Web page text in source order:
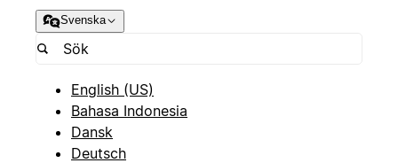
Svenska
English (US)
Bahasa Indonesia
Dansk
Deutsch